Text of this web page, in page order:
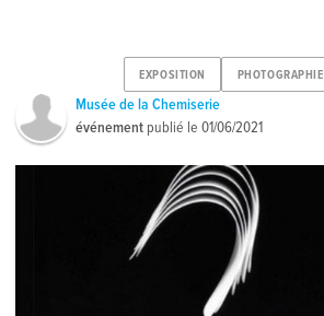
EXPOSITION PHOTOGRAPHIE
Musée de la Chemiserie
événement publié le01/06/2021